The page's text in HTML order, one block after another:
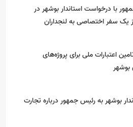
با درخواست استاندار بوشهر در
یک سفر اختصاصی به لنجداران
اعتبارات ملی برای پروژه‌های
بوشهر
بوشهر به رئیس جمهور درباره تجارت